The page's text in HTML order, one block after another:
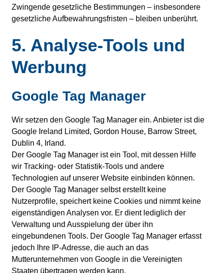
Zwingende gesetzliche Bestimmungen – insbesondere
gesetzliche Aufbewahrungsfristen – bleiben unberührt.
5. Analyse-Tools und
Werbung
Google Tag Manager
Wir setzen den Google Tag Manager ein. Anbieter ist die
Google Ireland Limited, Gordon House, Barrow Street,
Dublin 4, Irland.
Der Google Tag Manager ist ein Tool, mit dessen Hilfe
wir Tracking- oder Statistik-Tools und andere
Technologien auf unserer Website einbinden können.
Der Google Tag Manager selbst erstellt keine
Nutzerprofile, speichert keine Cookies und nimmt keine
eigenständigen Analysen vor. Er dient lediglich der
Verwaltung und Ausspielung der über ihn
eingebundenen Tools. Der Google Tag Manager erfasst
jedoch Ihre IP-Adresse, die auch an das
Mutterunternehmen von Google in die Vereinigten
Staaten übertragen werden kann.